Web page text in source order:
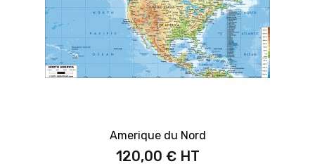
Amerique du Nord
120,00 €